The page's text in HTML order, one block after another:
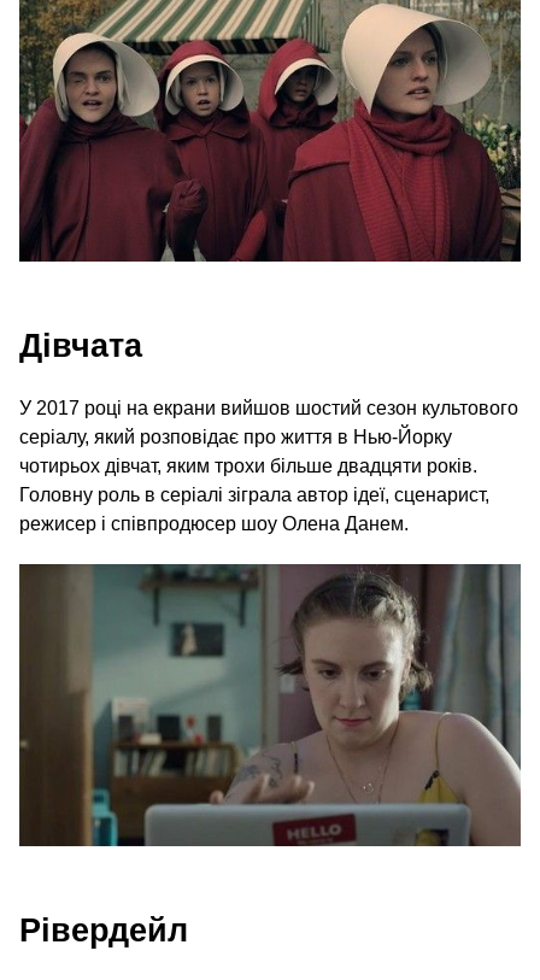
Дівчата
У 2017 році на екрани вийшов шостий сезон культового
серіалу, який розповідає про життя в Нью-Йорку
чотирьох дівчат, яким трохи більше двадцяти років.
Головну роль в серіалі зіграла автор ідеї, сценарист,
режисер і співпродюсер шоу Олена Данем.
Рівердейл